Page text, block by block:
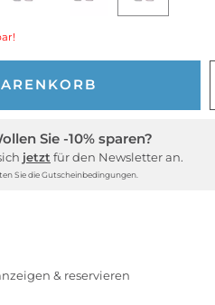
Sie -10% sparen?
jetzt für den Newsletter an.
Sie die Gutscheinbedingungen.
& reservieren